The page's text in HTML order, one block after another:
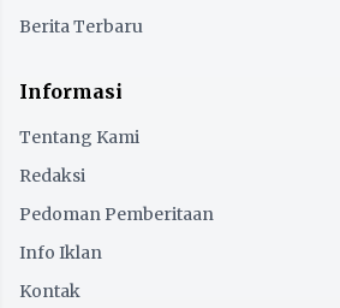
Berita Terbaru
Informasi
Tentang Kami
Redaksi
Pedoman Pemberitaan
Info Iklan
Kontak